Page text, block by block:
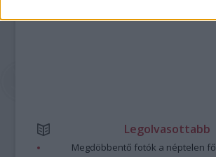
Legolvasottabb
Megdöbbentő fotók a néptelen